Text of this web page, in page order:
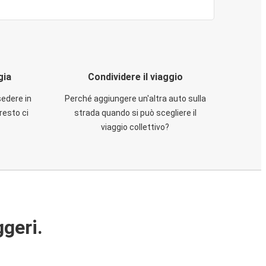
in
ci
Condividere il viaggio
Perché aggiungere un'altra auto sulla
strada quando si può scegliere il
viaggio collettivo?